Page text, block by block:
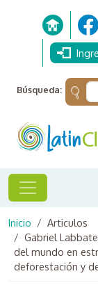
Pasar al contenido
Búsqueda:
Ruta de
Inicio
Articulos
Gabriel
del mundo en
deforestación y